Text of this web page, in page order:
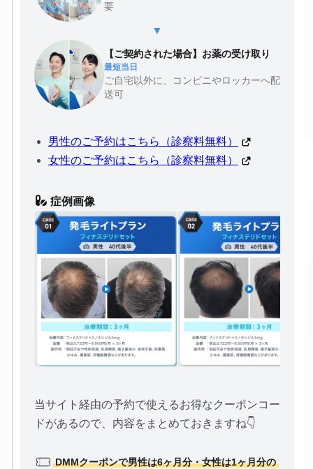
要
▼
【ご契約された場合】お薬の受け取り
最短当日
ご自宅以外に、コンビニやロッカーへ配
送可
男性のご予約はこちら（診察料無料）
女性のご予約はこちら（診察料無料）
症例画像
当サイト経由の予約で使えるお得なクーポンコー
ドがあるので、内容をまとめておきますね👇
DMMクーポンで男性は6ヶ月分・女性は1ヶ月分の